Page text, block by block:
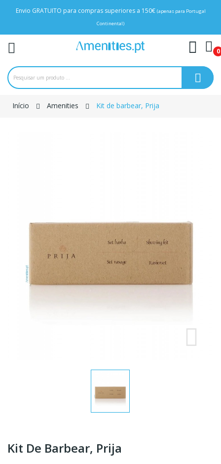
Envio GRATUITO para compras superiores a 150€ (apenas para Portugal
Continental)
0
Início Amenities Kit de barbear, Prija
Kit De Barbear, Prija